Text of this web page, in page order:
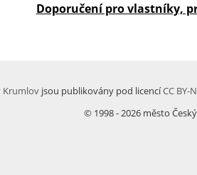
Doporučení pro vlastníky,
Krumlovjsou publikovány pod licencíCC BY-
© 1998 - 2026 město